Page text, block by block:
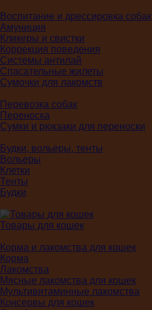
Воспитание и дрессировка собак
Амуниция
Кликеры и свистки
Коррекция поведения
Системы антилай
Спасательные жилеты
Сумочки для лакомств
Перевозка собак
Переноска
Сумки и рюкзаки для переноски
Будки, вольеры, тенты
Вольеры
Клетки
Тенты
Будки
Товары для кошек
Корма и лакомства для кошек
Корма
Лакомства
Мясные лакомства для кошек
Мультивитаминные лакомства
Консервы для кошек